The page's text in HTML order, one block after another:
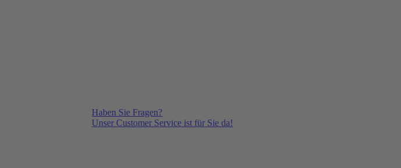
Haben Sie Fragen?
Unser Customer Service ist für Sie da!